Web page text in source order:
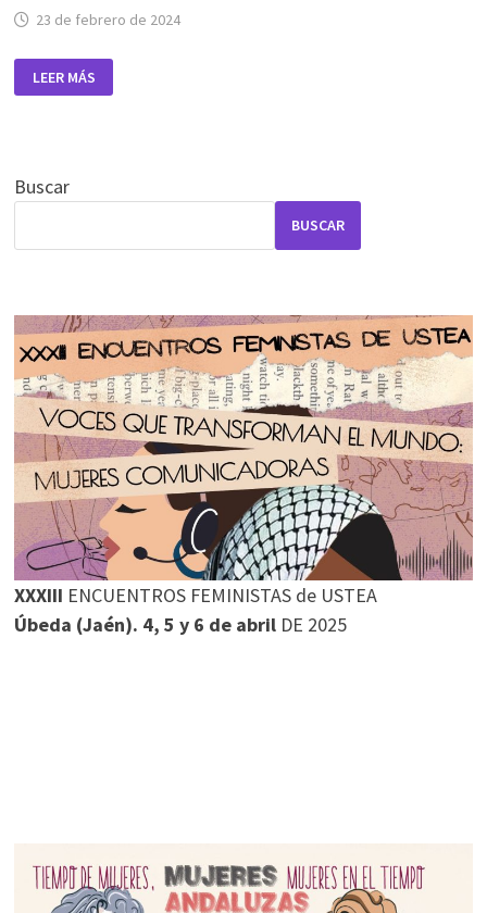
23 de febrero de 2024
DE
MARZO.
«DEMOLER
EL
FEMINISMO»
LEER MÁS
Buscar
BUSCAR
XXXIII ENCUENTROS FEMINISTAS de USTEA
Úbeda (Jaén). 4, 5 y 6 de abrilDE 2025